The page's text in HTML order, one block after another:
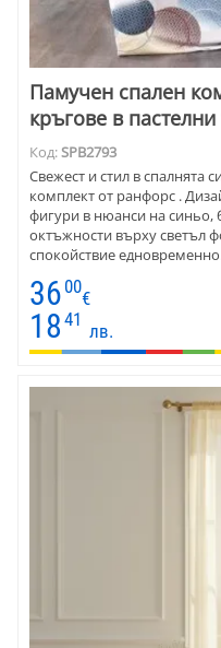
Памучен спален
кръгове в
Код:SPB2793
Свежест и стил в спалнята
комплект от ранфорс .
фигури в нюанси на синьо,
октъжности върху светъл
спокойствие
дишаща и устойчива във
употреба, той предлага
Предлага се в различни
тип приста и за голяма
стилът се срещат.
36 00
€
18 41
лв.